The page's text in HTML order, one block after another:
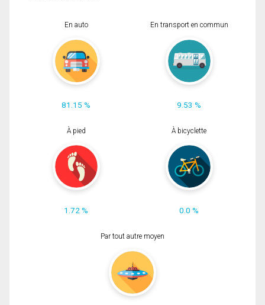
En auto
81.15 %
En transport en commun
9.53 %
À pied
1.72 %
À bicyclette
0.0 %
Par tout autre moyen